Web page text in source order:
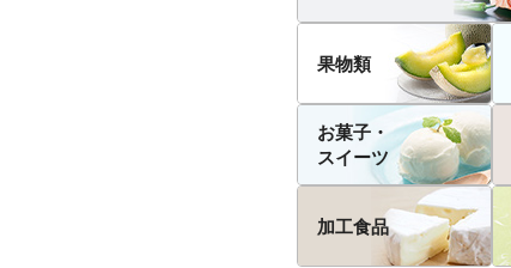
果物類
お菓子・
スイーツ
加工食品